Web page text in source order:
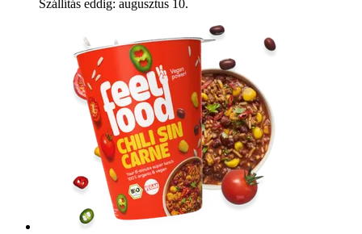
Szállítás eddig: augusztus 10.